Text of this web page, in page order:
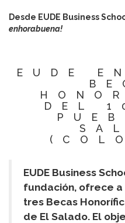
Desde EUDE Business
enhorabuena!
EUDE
DEL
EUDE Business
fundación, ofrece a
tres Becas
de El Salado. El